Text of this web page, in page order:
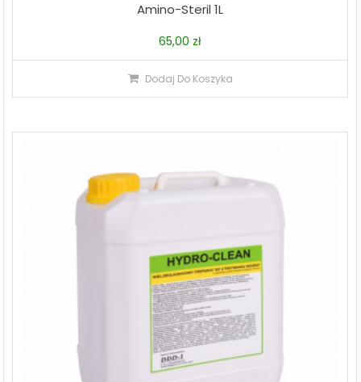
Amino-Steril 1L
65,00 zł
Dodaj Do Koszyka